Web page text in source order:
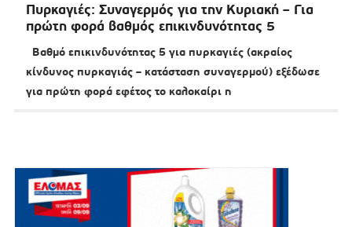
Πυρκαγιές: Συναγερμός για την Κυριακή – Για
πρώτη φορά βαθμός επικινδυνότητας 5
Βαθμό επικινδυνότητας 5 για πυρκαγιές (ακραίος
κίνδυνος πυρκαγιάς – κατάσταση συναγερμού) εξέδωσε
για πρώτη φορά εφέτος το καλοκαίρι η